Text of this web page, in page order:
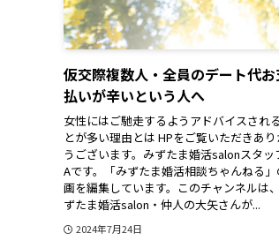
仮交際複数人・全員のデート代
払いが辛いという人へ
女性にはご馳走するようアドバイスされ
とが多い理由とは HPをご覧いただきあり
うございます。みずたま婚活salonスタッ
Aです。「みずたま婚活相談ちゃんねる
画を編集しています。このチャンネルは
ずたま婚活salon・仲人の大矢さんが...
2024年7月24日